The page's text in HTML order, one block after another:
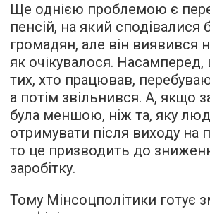
Ще однією проблемою є
пенсій, на який сподівалися
громадян, але він виявився
як очікувалося. Насамперед,
тих, хто працював,
а потім звільнився. А, якщо
була меншою, ніж та, яку
отримувати після виходу на
то це призводить до
заробітку.
Тому Мінсоцполітики готує